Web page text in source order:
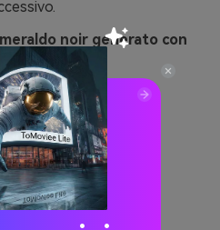
noir generato con